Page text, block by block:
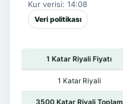
Kur verisi: 14:08
Veri politikası
1 Katar Riyali Fiyatı
1 Katar Riyali
3500 Katar Riyali Toplam